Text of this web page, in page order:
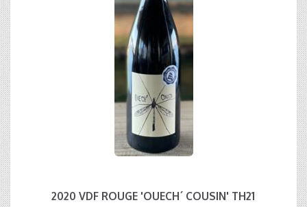
2020 VDF ROUGE 'OUECH´ COUSIN' TH21